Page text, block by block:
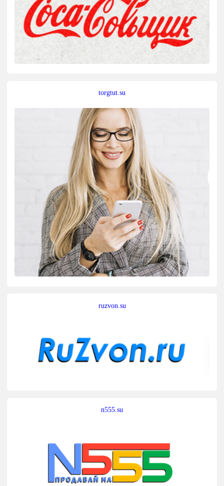
torgtut.su
ruzvon.su
n555.su